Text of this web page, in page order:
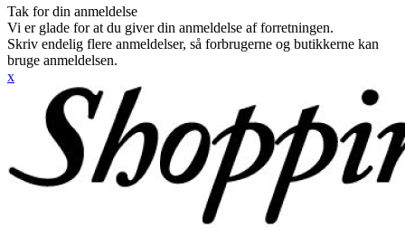
Tak for din anmeldelse
Vi er glade for at du giver din anmeldelse af forretningen.
Skriv endelig flere anmeldelser, så forbrugerne og butikkerne kan
bruge anmeldelsen.
x